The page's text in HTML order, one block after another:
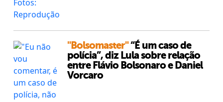
"Bolsomaster"“É um caso de
polícia”, diz Lula sobre relação
entre Flávio Bolsonaro e Daniel
Vorcaro